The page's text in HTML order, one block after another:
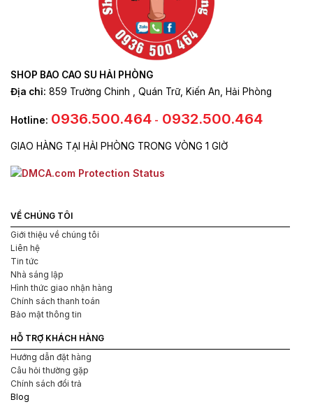
Poppers chính hãng
Hướng dẫn sử dụng poppers Jungle Juice
quả, bạn có thể tuân theo các bước sau:
Mở nắp chai Poppers
nhưng không nên hít quá mạnh.
Hít poppers trong khoảng thời gian ngắn, từ 1-2 giây, sau
đó đặt chai poppers xuống và hít một hơi thở sạch thông
qua mũi.
Trong quá trình sử dụng, hãy đảm bảo không để poppers
tiếp xúc với da hoặc mắt, vì nó có thể gây kích ứng.
khoảng thời gian ngắn. Tuy nhiên, hãy đảm bảo không sử
dụng quá nhiều lượng poppers mỗi lần.
Sau khi sử dụng xong, hãy đậy kín nắp chai poppers để
SHOP BAO CAO SU HẢI PHÒNG
Địa chỉ: 859 Trường Chinh , Quán Trữ, Kiến An, Hải Phòng
Hotline: 0936.500.464 - 0932.500.464
GIAO HÀNG TẠI HẢI PHÒNG TRONG VÒNG 1 GIỜ
VỀ CHÚNG TÔI
Giới thiệu về chúng tôi
Liên hệ
Tin tức
Nhà sáng lập
Hình thức giao nhận hàng
Chính sách thanh toán
Bảo mật thông tin
HỖ TRỢ KHÁCH HÀNG
Hướng dẫn đặt hàng
Câu hỏi thường gặp
Chính sách đổi trả
Blog